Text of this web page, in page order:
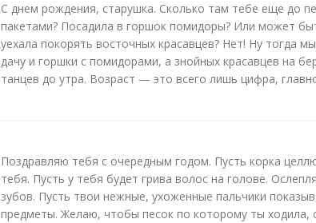
С днем рождения, старушка. Сколько там тебе еще до
пакетами? Посадила в горшок помидоры? Или может
уехала покорять восточных красавцев? Нет! Ну тогда
дачу и горшки с помидорами, а знойных красавцев на
танцев до утра. Возраст — это всего лишь цифра,
Поздравляю тебя с очередным годом. Пусть корка
тебя. Пусть у тебя будет грива волос на голове.
зубов. Пусть твои нежные, ухоженные пальчики
предметы. Желаю, чтобы песок по которому ты ходила,